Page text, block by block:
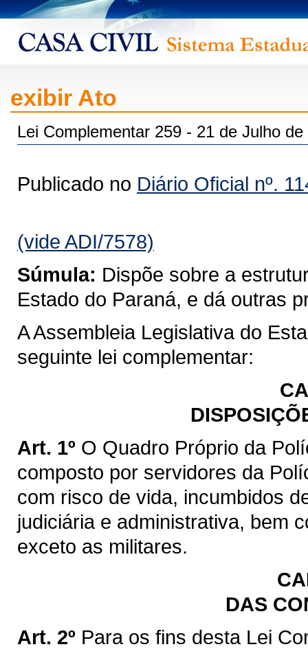
exibir Ato
Lei Complementar 259 - 21 de Julho de
Publicado no Diário Oficial nº.
(vide ADI/7578)
Súmula: Dispõe sobre a
Estado do Paraná, e dá outras
A Assembleia Legislativa do
seguinte lei complementar:
Art. 1º O Quadro Próprio da
composto por servidores da
com risco de vida, incumbidos
judiciária e administrativa, bem
exceto as militares.
DAS
Art. 2º Para os fins desta Lei